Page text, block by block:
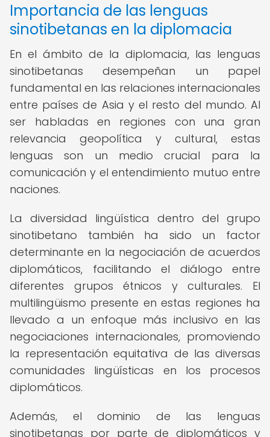
Importancia de las lenguas
sinotibetanas en la diplomacia
En el ámbito de la diplomacia, las lenguas
sinotibetanas desempeñan un papel
fundamental en las relaciones internacionales
entre países de Asia y el resto del mundo. Al
ser habladas en regiones con una gran
relevancia geopolítica y cultural, estas
lenguas son un medio crucial para la
comunicación y el entendimiento mutuo entre
naciones.
La diversidad lingüística dentro del grupo
sinotibetano también ha sido un factor
determinante en la negociación de acuerdos
diplomáticos, facilitando el diálogo entre
diferentes grupos étnicos y culturales. El
multilingüismo presente en estas regiones ha
llevado a un enfoque más inclusivo en las
negociaciones internacionales, promoviendo
la representación equitativa de las diversas
comunidades lingüísticas en los procesos
diplomáticos.
Además, el dominio de las lenguas
sinotibetanas por parte de diplomáticos y